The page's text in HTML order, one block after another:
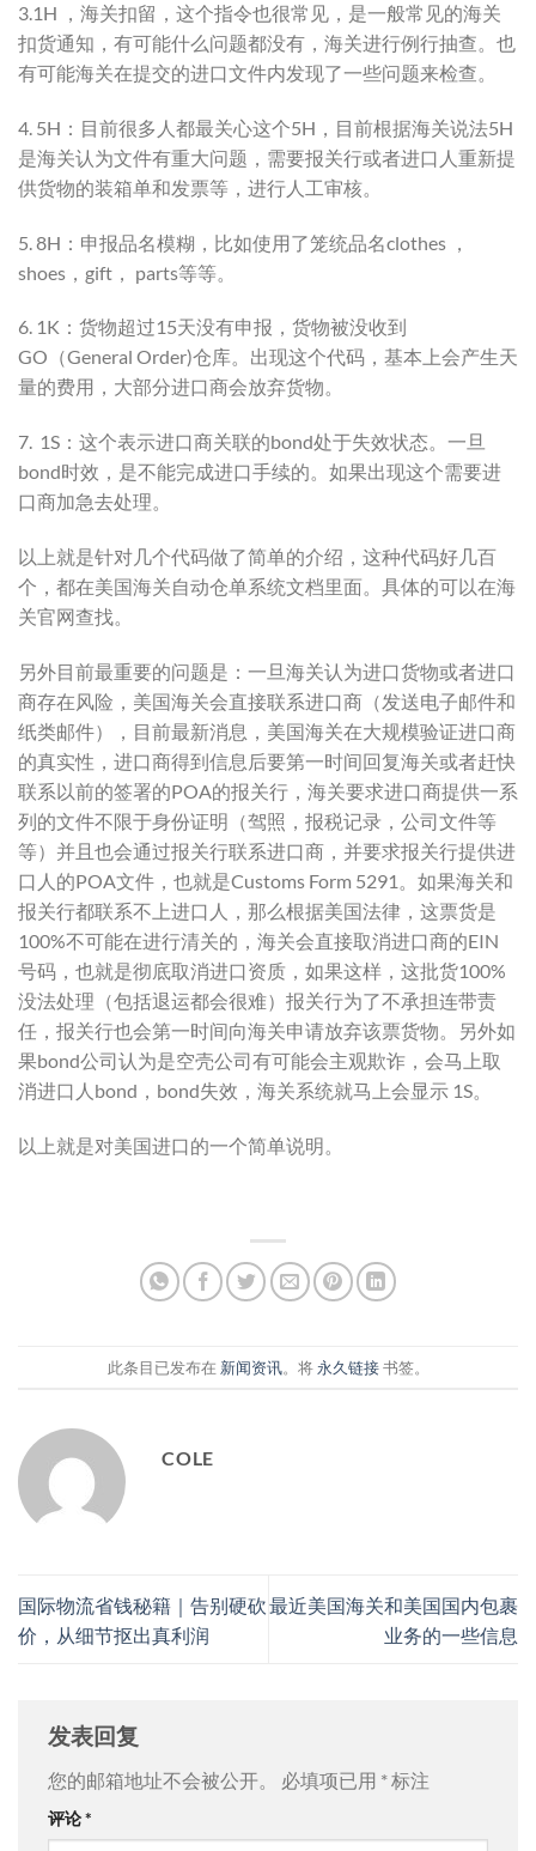
3.1H ，海关扣留，这个指令也很常见，是一般常见的海关
扣货通知，有可能什么问题都没有，海关进行例行抽查。也
有可能海关在提交的进口文件内发现了一些问题来检查。
4. 5H：目前很多人都最关心这个5H，目前根据海关说法5H
是海关认为文件有重大问题，需要报关行或者进口人重新提
供货物的装箱单和发票等，进行人工审核。
5. 8H：申报品名模糊，比如使用了笼统品名clothes ，
shoes，gift， parts等等。
6. 1K：货物超过15天没有申报，货物被没收到
GO（General Order)仓库。出现这个代码，基本上会产生天
量的费用，大部分进口商会放弃货物。
7. 1S：这个表示进口商关联的bond处于失效状态。一旦
bond时效，是不能完成进口手续的。如果出现这个需要进
口商加急去处理。
以上就是针对几个代码做了简单的介绍，这种代码好几百
个，都在美国海关自动仓单系统文档里面。具体的可以在海
关官网查找。
另外目前最重要的问题是：一旦海关认为进口货物或者进口
商存在风险，美国海关会直接联系进口商（发送电子邮件和
纸类邮件），目前最新消息，美国海关在大规模验证进口商
的真实性，进口商得到信息后要第一时间回复海关或者赶快
联系以前的签署的POA的报关行，海关要求进口商提供一系
列的文件不限于身份证明（驾照，报税记录，公司文件等
等）并且也会通过报关行联系进口商，并要求报关行提供进
口人的POA文件，也就是Customs Form 5291。如果海关和
报关行都联系不上进口人，那么根据美国法律，这票货是
100%不可能在进行清关的，海关会直接取消进口商的EIN
号码，也就是彻底取消进口资质，如果这样，这批货100%
没法处理（包括退运都会很难）报关行为了不承担连带责
任，报关行也会第一时间向海关申请放弃该票货物。另外如
果bond公司认为是空壳公司有可能会主观欺诈，会马上取
消进口人bond，bond失效，海关系统就马上会显示 1S。
以上就是对美国进口的一个简单说明。
此条目已发布在 新闻资讯。将永久链接书签。
COLE
国际物流省钱秘籍｜告别硬砍
价，从细节抠出真利润
最近美国海关和美国国内包裹
业务的一些信息
发表回复
您的邮箱地址不会被公开。 必填项已用 *标注
评论*